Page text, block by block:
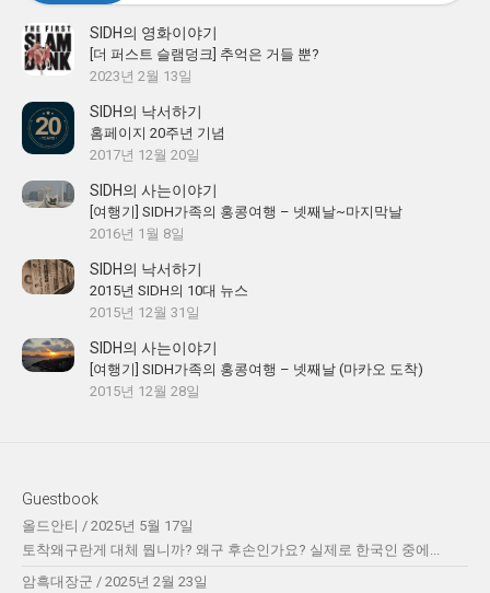
SIDH의 영화이야기
[더 퍼스트 슬램덩크] 추억은 거들 뿐?
2023년 2월 13일
SIDH의 낙서하기
홈페이지 20주년 기념
2017년 12월 20일
SIDH의 사는이야기
[여행기] SIDH가족의 홍콩여행 – 넷째날~마지막날
2016년 1월 8일
SIDH의 낙서하기
2015년 SIDH의 10대 뉴스
2015년 12월 31일
SIDH의 사는이야기
[여행기] SIDH가족의 홍콩여행 – 넷째날 (마카오 도착)
2015년 12월 28일
Guestbook
올드안티 / 2025년 5월 17일
토착왜구란게 대체 뭡니까? 왜구 후손인가요? 실제로 한국인 중에...
암흑대장군 / 2025년 2월 23일